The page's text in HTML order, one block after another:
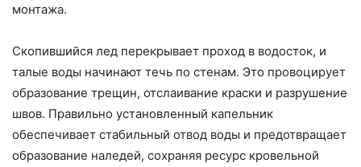
монтажа.
Скопившийся лед перекрывает проход в водосток, и
талые воды начинают течь по стенам. Это провоцирует
образование трещин, отслаивание краски и разрушение
швов. Правильно установленный капельник
обеспечивает стабильный отвод воды и предотвращает
образование наледей, сохраняя ресурс кровельной